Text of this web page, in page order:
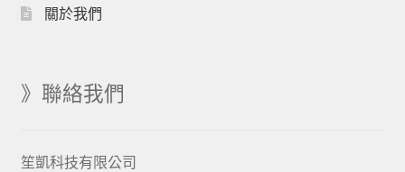
關於我們
》聯絡我們
笙凱科技有限公司